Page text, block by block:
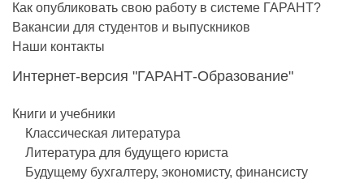
Как опубликовать свою работу в системе ГАРАНТ?
Вакансии для студентов и выпускников
Наши контакты
Интернет-версия "ГАРАНТ-Образование"
Книги и учебники
Классическая литература
Литература для будущего юриста
Будущему бухгалтеру, экономисту, финансисту